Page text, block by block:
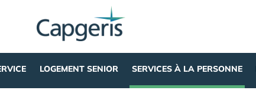
LOGEMENT SENIOR SERVICES À LA PERSONNE